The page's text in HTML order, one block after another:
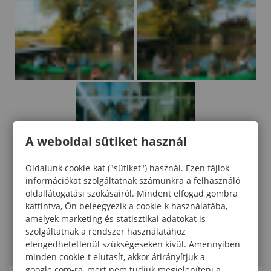
A weboldal sütiket használ
Oldalunk cookie-kat ("sütiket") használ. Ezen fájlok
információkat szolgáltatnak számunkra a felhasználó
oldallátogatási szokásairól. Mindent elfogad gombra
kattintva, Ön beleegyezik a cookie-k használatába,
amelyek marketing és statisztikai adatokat is
szolgáltatnak a rendszer használatához
elengedhetetlenül szükségeseken kívül. Amennyiben
minden cookie-t elutasít, akkor átirányítjuk a